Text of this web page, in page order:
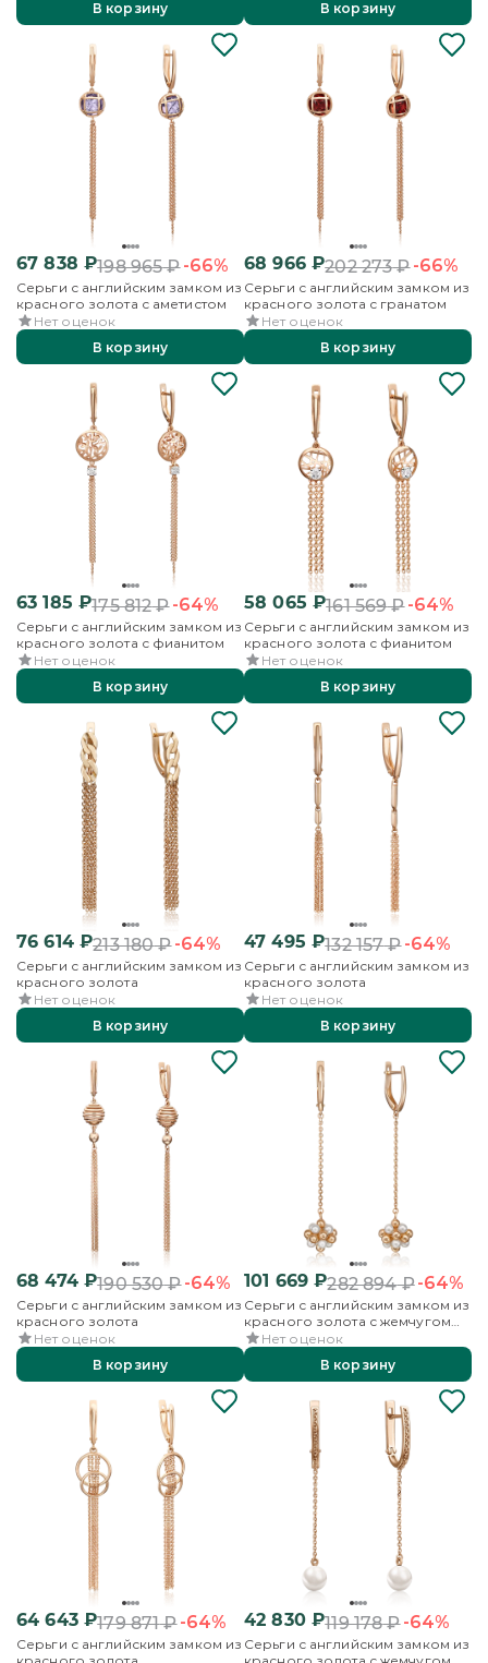
В корзину
В корзину
67 838 ₽198 965₽-66%
Серьги с английским замком из
красного золота с аметистом
Нет оценок
В корзину
68 966₽202 273₽-66%
Серьги с английским замком из
красного золота с гранатом
Нет оценок
В корзину
63 185 ₽175 812₽-64%
Серьги с английским замком из
красного золота с фианитом
Нет оценок
В корзину
58 065 ₽161 569₽-64%
Серьги с английским замком из
красного золота с фианитом
Нет оценок
В корзину
76 614₽213 180₽-64%
Серьги с английским замком из
красного золота
Нет оценок
В корзину
47 495 ₽132 157₽-64%
Серьги с английским замком из
красного золота
Нет оценок
В корзину
68 474₽190 530₽-64%
Серьги с английским замком из
красного золота
Нет оценок
В корзину
101 669 ₽282 894₽-64%
Серьги с английским замком из
красного золота с жемчугом
культивированным
Нет оценок
В корзину
64 643₽179 871₽-64%
Серьги с английским замком из
42 830₽119 178₽-64%
Серьги с английским замком из